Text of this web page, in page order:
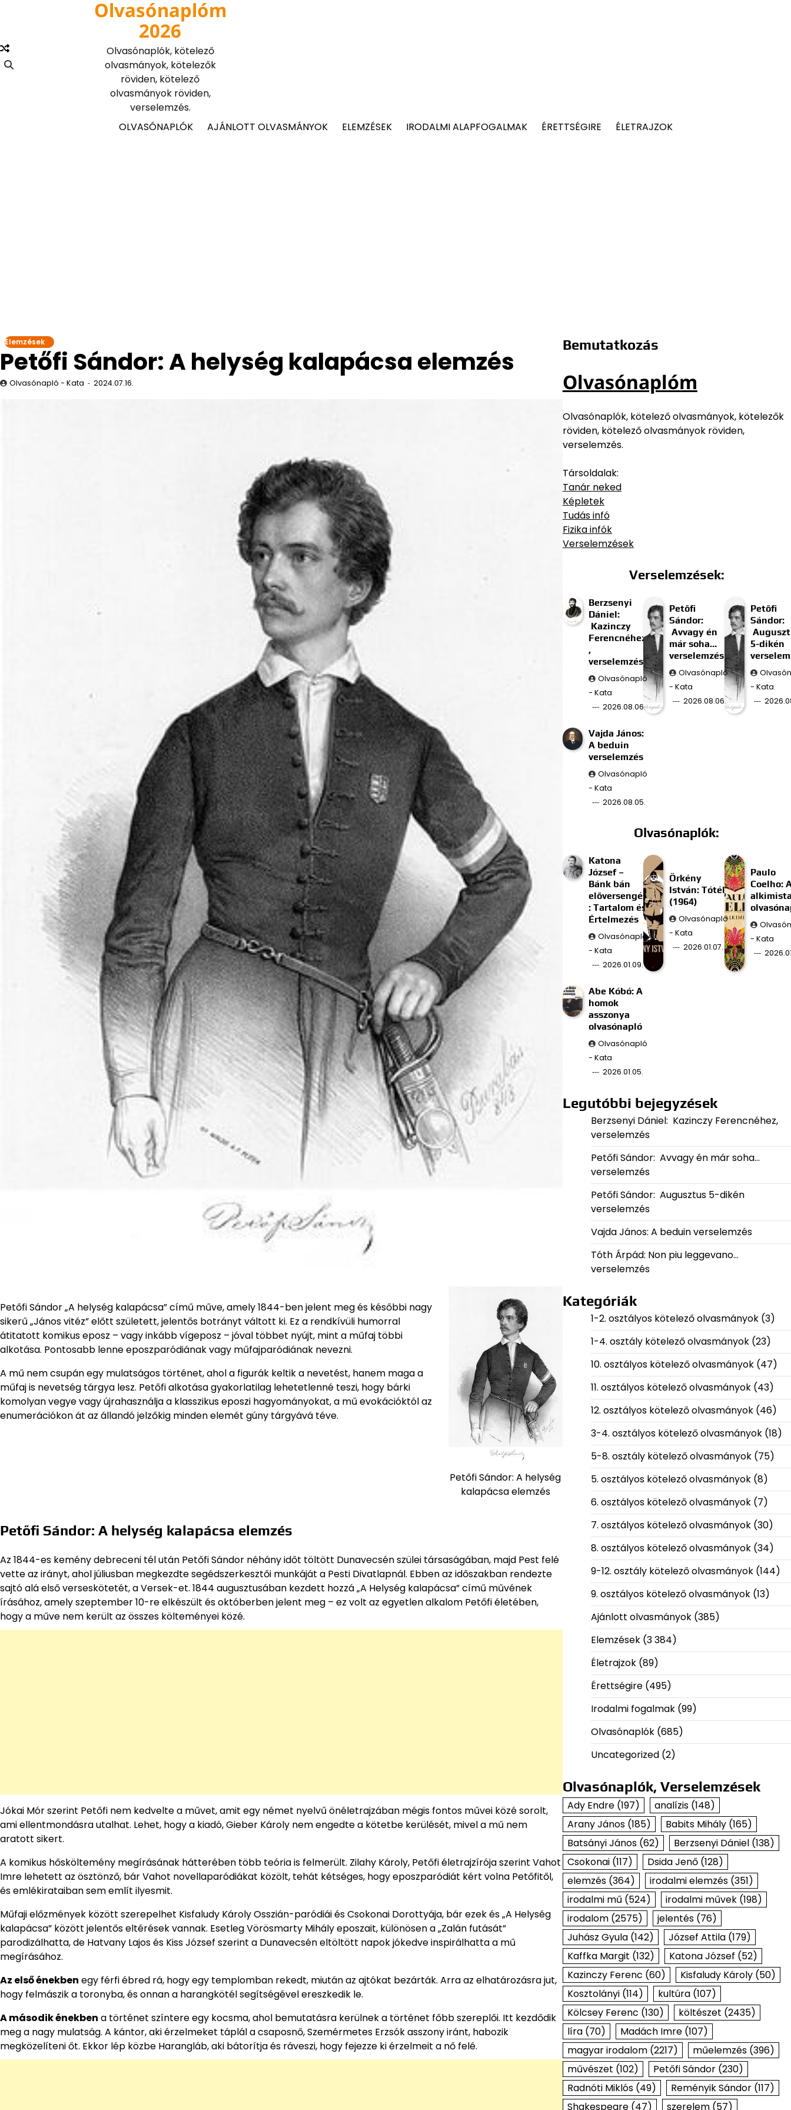
Olvasónaplóm
2026
Olvasónaplók, kötelező
olvasmányok, kötelezők
röviden, kötelező
olvasmányok röviden,
verselemzés.
OLVASÓNAPLÓK
AJÁNLOTT OLVASMÁNYOK ELEMZÉSEK IRODALMI ALAPFOGALMAK ÉRETTSÉGIRE ÉLETRAJZOK
Elemzések
Petőfi Sándor: A helység kalapácsa elemzés
Olvasónapló - Kata 2024.07.16.
Petőfi Sándor: A helység
kalapácsa elemzés
Petőfi Sándor „A helység kalapácsa” című műve, amely 1844-ben jelent meg és későbbi nagy
sikerű „János vitéz” előtt született, jelentős botrányt váltott ki. Ez a rendkívüli humorral
átitatott komikus eposz – vagy inkább vígeposz – jóval többet nyújt, mint a műfaj többi
alkotása. Pontosabb lenne eposzparódiának vagy műfajparódiának nevezni.
A mű nem csupán egy mulatságos történet, ahol a figurák keltik a nevetést, hanem maga a
műfaj is nevetség tárgya lesz. Petőfi alkotása gyakorlatilag lehetetlenné teszi, hogy bárki
komolyan vegye vagy újrahasználja a klasszikus eposzi hagyományokat, a mű evokációktól az
enumerációkon át az állandó jelzőkig minden elemét gúny tárgyává téve.
Petőfi Sándor: A helység kalapácsa elemzés
Az 1844-es kemény debreceni tél után Petőfi Sándor néhány időt töltött Dunavecsén szülei társaságában, majd Pest felé
vette az irányt, ahol júliusban megkezdte segédszerkesztői munkáját a Pesti Divatlapnál. Ebben az időszakban rendezte
sajtó alá első verseskötetét, a Versek-et. 1844 augusztusában kezdett hozzá „A Helység kalapácsa” című művének
írásához, amely szeptember 10-re elkészült és októberben jelent meg – ez volt az egyetlen alkalom Petőfi életében,
hogy a műve nem került az összes költeményei közé.
Jókai Mór szerint Petőfi nem kedvelte a művet, amit egy német nyelvű önéletrajzában mégis fontos művei közé sorolt,
ami ellentmondásra utalhat. Lehet, hogy a kiadó, Gieber Károly nem engedte a kötetbe kerülését, mivel a mű nem
aratott sikert.
A komikus hősköltemény megírásának hátterében több teória is felmerült. Zilahy Károly, Petőfi életrajzírója szerint Vahot
Imre lehetett az ösztönző, bár Vahot novellaparódiákat közölt, tehát kétséges, hogy eposzparódiát kért volna Petőfitől,
és emlékirataiban sem említ ilyesmit.
Műfaji előzmények között szerepelhet Kisfaludy Károly Osszián-paródiái és Csokonai Dorottyája, bár ezek és „A Helység
kalapácsa” között jelentős eltérések vannak. Esetleg Vörösmarty Mihály eposzait, különösen a „Zalán futását”
parodizálhatta, de Hatvany Lajos és Kiss József szerint a Dunavecsén eltöltött napok jókedve inspirálhatta a mű
megírásához.
Az első énekben egy férfi ébred rá, hogy egy templomban rekedt, miután az ajtókat bezárták. Arra az elhatározásra jut,
hogy felmászik a toronyba, és onnan a harangkötél segítségével ereszkedik le.
A második énekben a történet színtere egy kocsma, ahol bemutatásra kerülnek a történet főbb szereplői. Itt kezdődik
meg a nagy mulatság. A kántor, aki érzelmeket táplál a csaposnő, Szemérmetes Erzsók asszony iránt, habozik
megközelíteni őt. Ekkor lép közbe Harangláb, aki bátorítja és ráveszi, hogy fejezze ki érzelmeit a nő felé.
Bemutatkozás
Olvasónaplóm
Olvasónaplók, kötelező olvasmányok, kötelezők
röviden, kötelező olvasmányok röviden,
verselemzés.
Társoldalak:
Tanár neked
Képletek
Tudás infó
Fizika infók
Verselemzések
Verselemzések:
Berzsenyi
Dániel:
Kazinczy
Ferencnéhez
,
verselemzés
Olvasónapló
- Kata
2026.08.06.
Petőfi
Sándor:
Avvagy én
már soha…
verselemzés
Olvasónapló
- Kata
2026.08.06.
Petőfi
Sándor:
5-dikén
- Kata
Vajda János:
A beduin
verselemzés
Olvasónapló
- Kata
2026.08.05.
Olvasónaplók:
Katona
József –
Bánk bán
előversengés
: Tartalom és
Értelmezés
Olvasónapló
- Kata
2026.01.09.
Örkény
István: Tóték
(1964)
Olvasónapló
- Kata
2026.01.07.
Paulo
Coelho:
- Kata
Abe Kóbó: A
homok
asszonya
olvasónapló
Olvasónapló
- Kata
2026.01.05.
Legutóbbi bejegyzések
Berzsenyi Dániel: Kazinczy Ferencnéhez,
verselemzés
Petőfi Sándor: Avvagy én már soha…
verselemzés
Petőfi Sándor: Augusztus 5-dikén
verselemzés
Vajda János: A beduin verselemzés
Tóth Árpád: Non piu leggevano…
verselemzés
Kategóriák
1-2. osztályos kötelező olvasmányok(3)
1-4. osztály kötelező olvasmányok(23)
10. osztályos kötelező olvasmányok(47)
11. osztályos kötelező olvasmányok(43)
12. osztályos kötelező olvasmányok(46)
3-4. osztályos kötelező olvasmányok(18)
5-8. osztály kötelező olvasmányok(75)
5. osztályos kötelező olvasmányok(8)
6. osztályos kötelező olvasmányok(7)
7. osztályos kötelező olvasmányok(30)
8. osztályos kötelező olvasmányok(34)
9-12. osztály kötelező olvasmányok(144)
9. osztályos kötelező olvasmányok(13)
Ajánlott olvasmányok(385)
Elemzések(3 384)
Életrajzok(89)
Érettségire(495)
Irodalmi fogalmak(99)
Olvasónaplók(685)
Uncategorized(2)
Olvasónaplók, Verselemzések
Ady Endre(197) analízis(148)
Arany János(185) Babits Mihály(165)
Batsányi János(62) Berzsenyi Dániel(138)
Csokonai(117) Dsida Jenő(128)
elemzés(364) irodalmi elemzés(351)
irodalmi mű (524) irodalmi művek(198)
irodalom(2575) jelentés(76)
Juhász Gyula(142) József Attila(179)
Kaffka Margit (132) Katona József (52)
Kazinczy Ferenc (60) Kisfaludy Károly(50)
Kosztolányi(114) kultúra(107)
Kölcsey Ferenc (130) költészet (2435)
líra(70) Madách Imre(107)
magyar irodalom(2217) műelemzés(396)
művészet (102) Petőfi Sándor(230)
Radnóti Miklós(49) Reményik Sándor(117)
Shakespeare(47) szerelem(57)